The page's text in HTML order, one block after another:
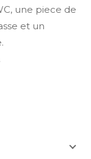
une piece de
et un